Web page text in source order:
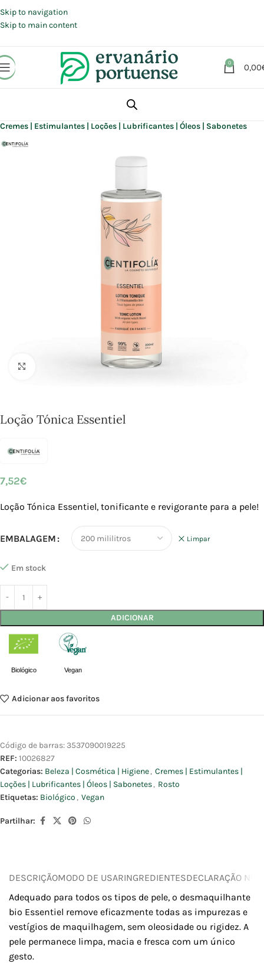
Skip to navigation
Skip to main content
0 0,00
Beleza | Cosmética | Higiene
Cremes | Estimulantes | Loções | Lubrificantes | Óleos | Sabonetes
Loção Tónica Essentiel
7,52€
Loção Tónica Essentiel, tonificante e revigorante para a pele!
EMBALAGEM Limpar
Em stock
ADICIONAR
Biológico Vegan
Adicionar aos favoritos
Código de barras: 3537090019225
REF: 10026827
Categorias: Beleza | Cosmética | Higiene, Cremes | Estimulantes |
Loções | Lubrificantes | Óleos | Sabonetes, Rosto
Etiquetas: Biológico , Vegan
Partilhar:
DESCRIÇÃOMODO DE USARINGREDIENTESDECLARAÇÃO
Adequado para todos os tipos de pele, o desmaquilhante
bio Essentiel remove eficazmente todas as impurezas e
vestígios de maquilhagem, sem oleosidade ou rigidez. A
pele permanece limpa, macia e fresca com um único
gesto.